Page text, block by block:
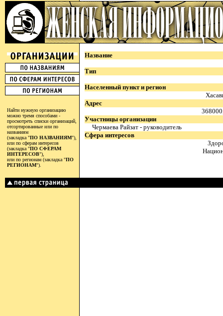
Найти нужную организацию
можно тремя способами -
просмотреть списки организаций,
отсортированные или по
названиям
(закладка "ПО НАЗВАНИЯМ"),
или по сферам интересов
(закладка "ПО СФЕРАМ
ИНТЕРЕСОВ"),
или по регионам (закладка "ПО
РЕГИОНАМ").
Название
Тип
Населенный пункт и регион
Адрес
Участницы организации
Чермаева Райзат - руководитель
Сфера интересов